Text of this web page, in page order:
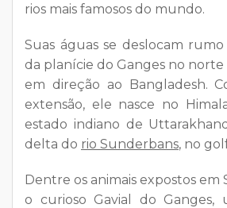
rios mais famosos do mundo.
Suas águas se deslocam
da planície do Ganges no norte
em direção ao Bangladesh.
extensão, ele nasce no
estado indiano de
delta do rio Sunderbans, no
Dentre os animais expostos em
o curioso Gavial do Ganges,